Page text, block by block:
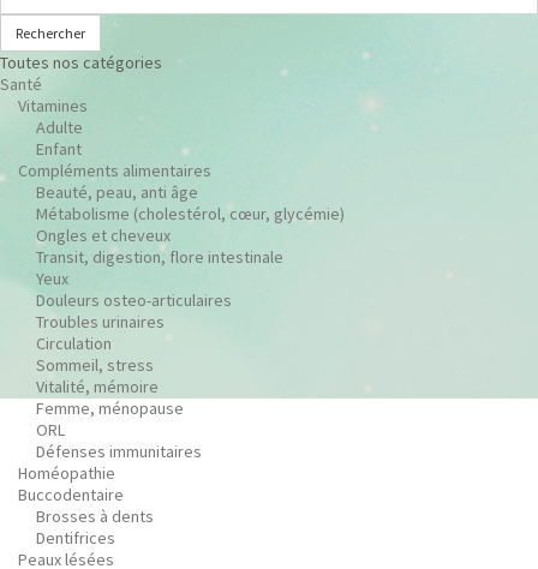
Rechercher
Toutes nos catégories
Santé
Vitamines
Adulte
Enfant
Compléments alimentaires
Beauté, peau, anti âge
Métabolisme (cholestérol, cœur, glycémie)
Ongles et cheveux
Transit, digestion, flore intestinale
Yeux
Douleurs osteo-articulaires
Troubles urinaires
Circulation
Sommeil, stress
Vitalité, mémoire
Femme, ménopause
ORL
Défenses immunitaires
Homéopathie
Buccodentaire
Brosses à dents
Dentifrices
Peaux lésées